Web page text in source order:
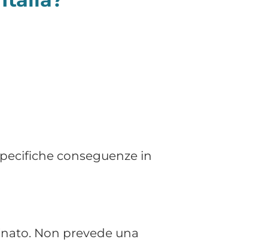
contratto a tempo
È particolarmente